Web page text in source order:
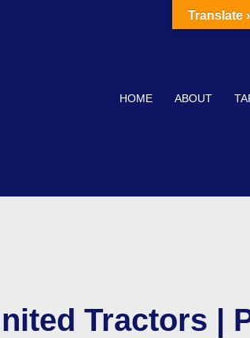
HOME ABOUT
Tractors |
Translate